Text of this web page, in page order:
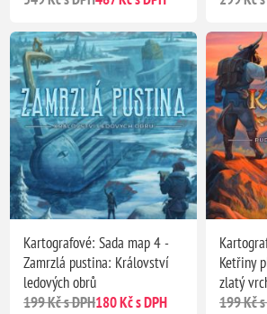
Kartografové: Sada map 4 -
Zamrzlá pustina: Království
ledových obrů
199 Kč s DPH180 Kč s DPH
Ketřiny
zlatý
199 Kč